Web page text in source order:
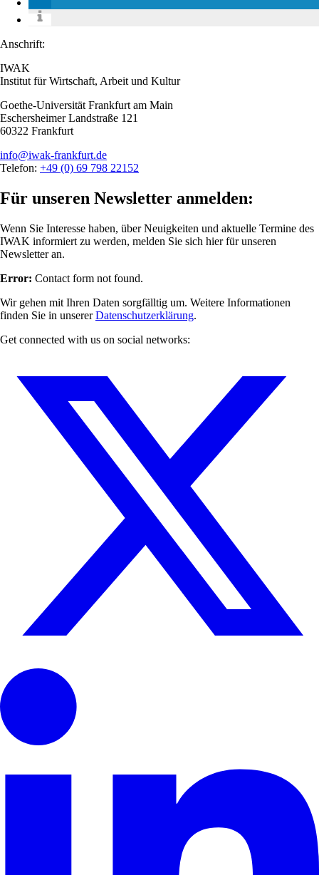
Anschrift:
IWAK
Institut für Wirtschaft, Arbeit und Kultur
Goethe-Universität Frankfurt am Main
Eschersheimer Landstraße 121
60322 Frankfurt
info@iwak-frankfurt.de
Telefon: +49 (0) 69 798 22152
Für unseren Newsletter anmelden:
Wenn Sie Interesse haben, über Neuigkeiten und aktuelle Termine des
IWAK informiert zu werden, melden Sie sich hier für unseren
Newsletter an.
Error: Contact form not found.
Wir gehen mit Ihren Daten sorgfälltig um. Weitere Informationen
finden Sie in unsererDatenschutzerklärung.
Get connected with us on social networks: